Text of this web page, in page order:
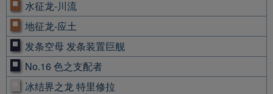
水征龙-川流
地征龙-应土
发条空母 发条装置巨舰
No.16 色之支配者
冰结界之龙 特里修拉